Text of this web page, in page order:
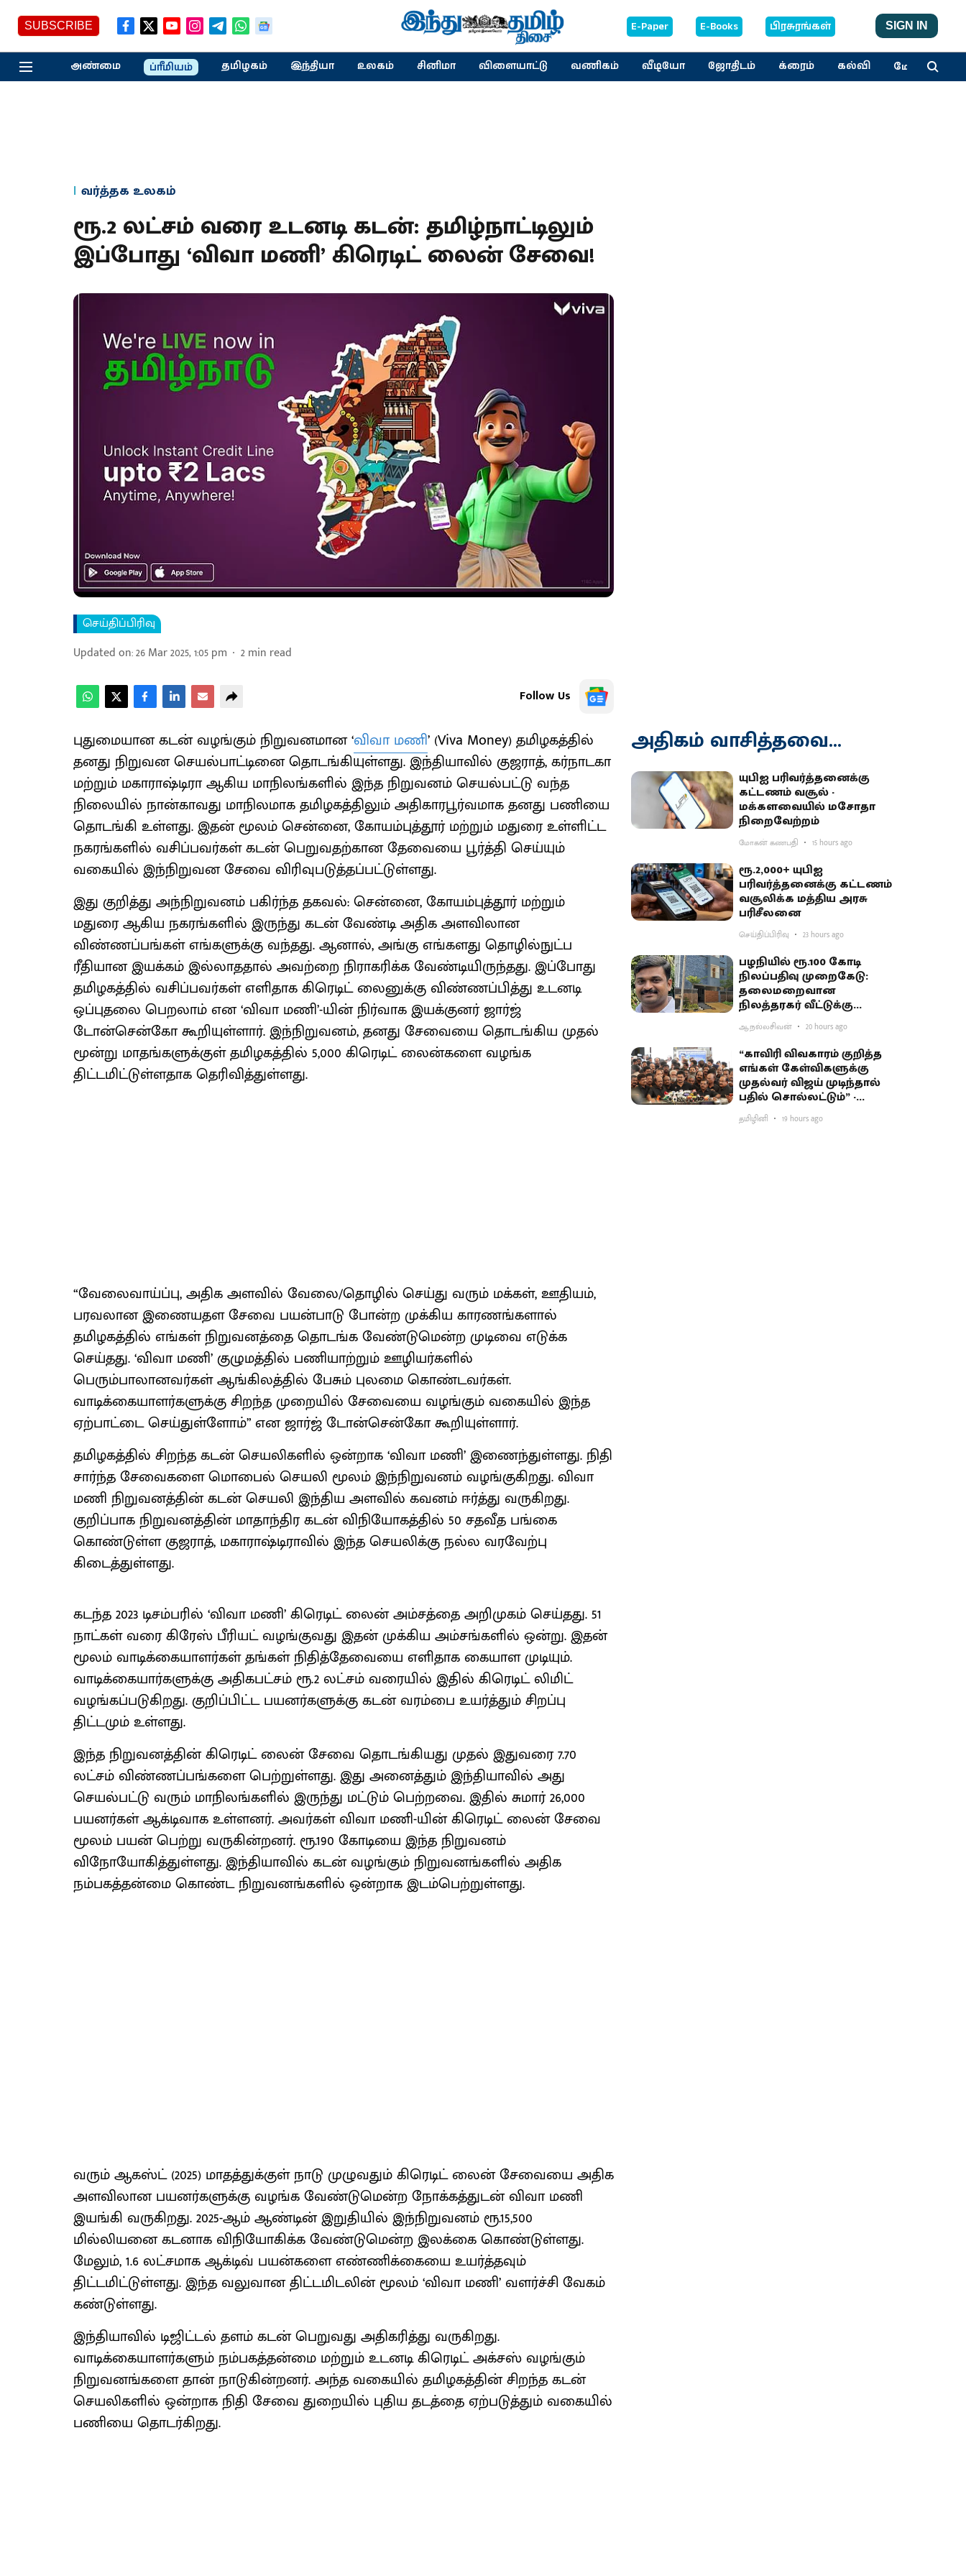
SUBSCRIBE E-Paper E-Books பிரசுரங்கள் SIGN IN
அண்மை ப்ரீமியம் தமிழகம் இந்தியா உலகம் சினிமா விளையாட்டு வணிகம் வீடியோ ஜோதிடம் க்ரைம் கல்வி மேலும்
வர்த்தக உலகம்
ரூ.2 லட்சம் வரை உடனடி கடன்: தமிழ்நாட்டிலும்
இப்போது ‘விவா மணி’ கிரெடிட் லைன் சேவை!
செய்திப்பிரிவு
Updated on:26 Mar 2025, 1:05 pm 2min read
Follow Us
புதுமையான கடன் வழங்கும் நிறுவனமான ‘விவா மணி’ (Viva Money) தமிழகத்தில்
தனது நிறுவன செயல்பாட்டினை தொடங்கியுள்ளது. இந்தியாவில் குஜராத், கர்நாடகா
மற்றும் மகாராஷ்டிரா ஆகிய மாநிலங்களில் இந்த நிறுவனம் செயல்பட்டு வந்த
நிலையில் நான்காவது மாநிலமாக தமிழகத்திலும் அதிகாரபூர்வமாக தனது பணியை
தொடங்கி உள்ளது. இதன் மூலம் சென்னை, கோயம்புத்தூர் மற்றும் மதுரை உள்ளிட்ட
நகரங்களில் வசிப்பவர்கள் கடன் பெறுவதற்கான தேவையை பூர்த்தி செய்யும்
வகையில் இந்நிறுவன சேவை விரிவுபடுத்தப்பட்டுள்ளது.
இது குறித்து அந்நிறுவனம் பகிர்ந்த தகவல்: சென்னை, கோயம்புத்தூர் மற்றும்
மதுரை ஆகிய நகரங்களில் இருந்து கடன் வேண்டி அதிக அளவிலான
விண்ணப்பங்கள் எங்களுக்கு வந்தது. ஆனால், அங்கு எங்களது தொழில்நுட்ப
ரீதியான இயக்கம் இல்லாததால் அவற்றை நிராகரிக்க வேண்டியிருந்தது. இப்போது
தமிழகத்தில் வசிப்பவர்கள் எளிதாக கிரெடிட் லைனுக்கு விண்ணப்பித்து உடனடி
ஒப்புதலை பெறலாம் என ‘விவா மணி’-யின் நிர்வாக இயக்குனர் ஜார்ஜ்
டோன்சென்கோ கூறியுள்ளார். இந்நிறுவனம், தனது சேவையை தொடங்கிய முதல்
மூன்று மாதங்களுக்குள் தமிழகத்தில் 5,000 கிரெடிட் லைன்களை வழங்க
திட்டமிட்டுள்ளதாக தெரிவித்துள்ளது.
“வேலைவாய்ப்பு, அதிக அளவில் வேலை/தொழில் செய்து வரும் மக்கள், ஊதியம்,
பரவலான இணையதள சேவை பயன்பாடு போன்ற முக்கிய காரணங்களால்
தமிழகத்தில் எங்கள் நிறுவனத்தை தொடங்க வேண்டுமென்ற முடிவை எடுக்க
செய்தது. ‘விவா மணி’ குழுமத்தில் பணியாற்றும் ஊழியர்களில்
பெரும்பாலானவர்கள் ஆங்கிலத்தில் பேசும் புலமை கொண்டவர்கள்.
வாடிக்கையாளர்களுக்கு சிறந்த முறையில் சேவையை வழங்கும் வகையில் இந்த
ஏற்பாட்டை செய்துள்ளோம்” என ஜார்ஜ் டோன்சென்கோ கூறியுள்ளார்.
தமிழகத்தில் சிறந்த கடன் செயலிகளில் ஒன்றாக ‘விவா மணி’ இணைந்துள்ளது. நிதி
சார்ந்த சேவைகளை மொபைல் செயலி மூலம் இந்நிறுவனம் வழங்குகிறது. விவா
மணி நிறுவனத்தின் கடன் செயலி இந்திய அளவில் கவனம் ஈர்த்து வருகிறது.
குறிப்பாக நிறுவனத்தின் மாதாந்திர கடன் விநியோகத்தில் 50 சதவீத பங்கை
கொண்டுள்ள குஜராத், மகாராஷ்டிராவில் இந்த செயலிக்கு நல்ல வரவேற்பு
கிடைத்துள்ளது.
கடந்த 2023 டிசம்பரில் ‘விவா மணி’ கிரெடிட் லைன் அம்சத்தை அறிமுகம் செய்தது. 51
நாட்கள் வரை கிரேஸ் பீரியட் வழங்குவது இதன் முக்கிய அம்சங்களில் ஒன்று. இதன்
மூலம் வாடிக்கையாளர்கள் தங்கள் நிதித்தேவையை எளிதாக கையாள முடியும்.
வாடிக்கையார்களுக்கு அதிகபட்சம் ரூ.2 லட்சம் வரையில் இதில் கிரெடிட் லிமிட்
வழங்கப்படுகிறது. குறிப்பிட்ட பயனர்களுக்கு கடன் வரம்பை உயர்த்தும் சிறப்பு
திட்டமும் உள்ளது.
இந்த நிறுவனத்தின் கிரெடிட் லைன் சேவை தொடங்கியது முதல் இதுவரை 7.70
லட்சம் விண்ணப்பங்களை பெற்றுள்ளது. இது அனைத்தும் இந்தியாவில் அது
செயல்பட்டு வரும் மாநிலங்களில் இருந்து மட்டும் பெற்றவை. இதில் சுமார் 26,000
பயனர்கள் ஆக்டிவாக உள்ளனர். அவர்கள் விவா மணி-யின் கிரெடிட் லைன் சேவை
மூலம் பயன் பெற்று வருகின்றனர். ரூ.190 கோடியை இந்த நிறுவனம்
விநோயோகித்துள்ளது. இந்தியாவில் கடன் வழங்கும் நிறுவனங்களில் அதிக
நம்பகத்தன்மை கொண்ட நிறுவனங்களில் ஒன்றாக இடம்பெற்றுள்ளது.
வரும் ஆகஸ்ட் (2025) மாதத்துக்குள் நாடு முழுவதும் கிரெடிட் லைன் சேவையை அதிக
அளவிலான பயனர்களுக்கு வழங்க வேண்டுமென்ற நோக்கத்துடன் விவா மணி
இயங்கி வருகிறது. 2025-ஆம் ஆண்டின் இறுதியில் இந்நிறுவனம் ரூ.15,500
மில்லியனை கடனாக விநியோகிக்க வேண்டுமென்ற இலக்கை கொண்டுள்ளது.
மேலும், 1.6 லட்சமாக ஆக்டிவ் பயன்களை எண்ணிக்கையை உயர்த்தவும்
திட்டமிட்டுள்ளது. இந்த வலுவான திட்டமிடலின் மூலம் ‘விவா மணி’ வளர்ச்சி வேகம்
கண்டுள்ளது.
இந்தியாவில் டிஜிட்டல் தளம் கடன் பெறுவது அதிகரித்து வருகிறது.
வாடிக்கையாளர்களும் நம்பகத்தன்மை மற்றும் உடனடி கிரெடிட் அக்சஸ் வழங்கும்
நிறுவனங்களை தான் நாடுகின்றனர். அந்த வகையில் தமிழகத்தின் சிறந்த கடன்
செயலிகளில் ஒன்றாக நிதி சேவை துறையில் புதிய தடத்தை ஏற்படுத்தும் வகையில்
பணியை தொடர்கிறது.
அதிகம் வாசித்தவை...
யுபிஐ பரிவர்த்தனைக்கு
கட்டணம் வசூல் -
மக்களவையில் மசோதா
நிறைவேற்றம்
மோகன் கணபதி 15 hours ago
ரூ.2,000+ யுபிஐ
பரிவர்த்தனைக்கு கட்டணம்
வசூலிக்க மத்திய அரசு
பரிசீலனை
செய்திப்பிரிவு 23 hours ago
பழநியில் ரூ.100 கோடி
நிலப்பதிவு முறைகேடு:
தலைமறைவான
நிலத்தரகர் வீட்டுக்கு
சிபிசிஐடி ‘சீல்’
ஆ.நல்லசிவன் 20 hours ago
“காவிரி விவகாரம் குறித்த
எங்கள் கேள்விகளுக்கு
முதல்வர் விஜய் முடிந்தால்
பதில் சொல்லட்டும்” -
உதயநிதி சவால்
தமிழினி 19 hours ago